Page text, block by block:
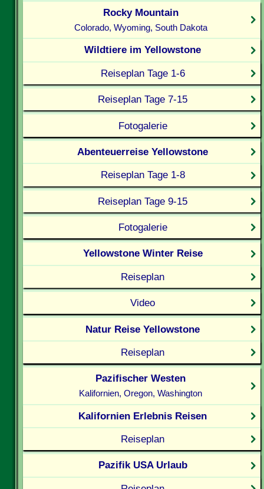
Rocky Mountain
Colorado, Wyoming, South Dakota
Wildtiere im Yellowstone
Reiseplan Tage 1-6
Reiseplan Tage 7-15
Fotogalerie
Abenteuerreise Yellowstone
Reiseplan Tage 1-8
Reiseplan Tage 9-15
Fotogalerie
Yellowstone Winter Reise
Reiseplan
Video
Natur Reise Yellowstone
Reiseplan
Pazifischer Westen
Kalifornien, Oregon, Washington
Kalifornien Erlebnis Reisen
Reiseplan
Pazifik USA Urlaub